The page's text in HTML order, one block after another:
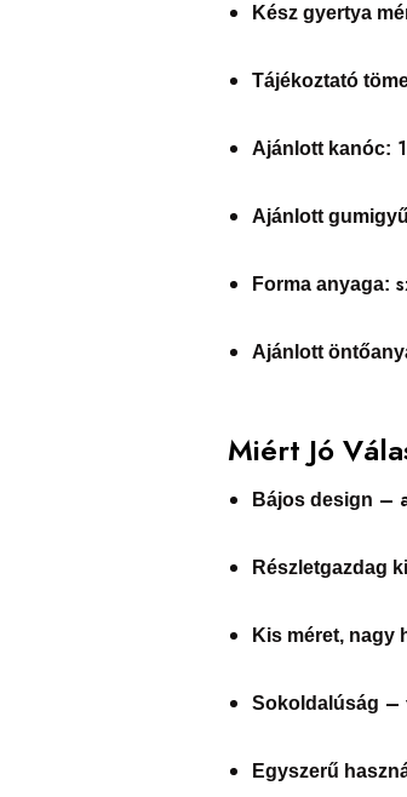
Kész gyertya
Tájékoztató
Ajánlott kanóc:
Ajánlott
Forma anyaga:
Ajánlott
Miért Jó
Bájos design –
Részletgazdag
Kis méret, nagy
Sokoldalúság –
Egyszerű